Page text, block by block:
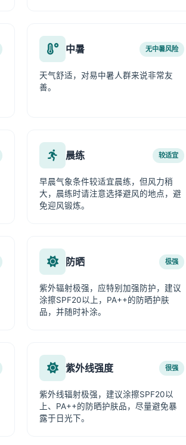
中暑 无中暑风险
天气舒适，对易中暑人群来说非常友
善。
晨练 较适宜
早晨气象条件较适宜晨练，但风力稍
大，晨练时请注意选择避风的地点，避
免迎风锻炼。
防晒 极强
紫外辐射极强，应特别加强防护，建议
涂擦SPF20以上，PA++的防晒护肤
品，并随时补涂。
紫外线强度 很强
紫外线辐射极强，建议涂擦SPF20以
上、PA++的防晒护肤品，尽量避免暴
露于日光下。